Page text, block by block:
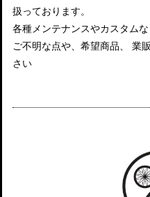
扱っております。
各種メンテナンスやカスタム
ご不明な点や、希望商品、 業
さい